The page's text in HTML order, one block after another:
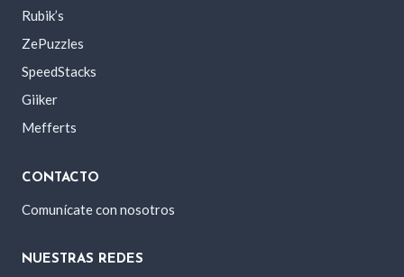
Rubik’s
ZePuzzles
SpeedStacks
Giiker
Mefferts
CONTACTO
Comunícate con nosotros
NUESTRAS REDES